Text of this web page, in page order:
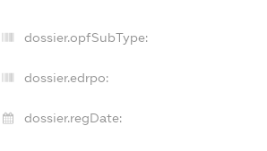
dossier.opfSubType:
dossier.edrpo:
dossier.regDate: